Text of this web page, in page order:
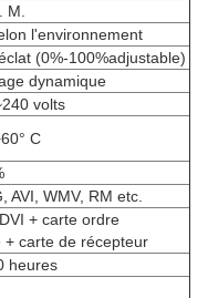
M.
l'environnement
(0%-100%adjustable)
dynamique
volts
C
AVI, WMV, RM etc.
+ carte ordre
+ carte de récepteur
heures